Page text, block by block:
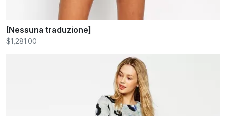
[Nessuna traduzione]
$1,281.00